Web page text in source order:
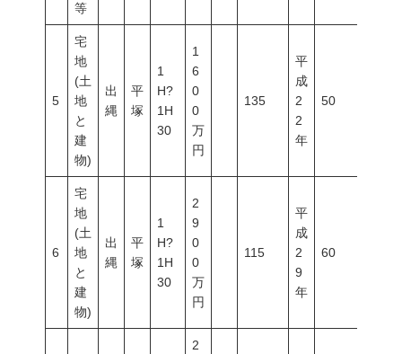
等
5
宅
地
(土
地
と
建
物)
出
縄
平
塚
1
H?
1H
30
1
6
0
0
万
円
135
平
成
2
2
年
50
6
宅
地
(土
地
と
建
物)
出
縄
平
塚
1
H?
1H
30
2
9
0
0
万
円
115
平
成
2
9
年
60
2